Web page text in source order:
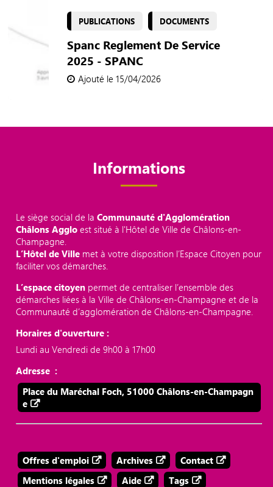
PUBLICATIONS DOCUMENTS
Spanc Reglement De Service
2025 - SPANC
Ajouté le 15/04/2026
Informations
Le siège social de laCommunauté d'Agglomération
Châlons Aggloest situé à l'Hôtel de Ville de Châlons-en-
Champagne.
L’Hôtel de Ville met à votre disposition l’Espace Citoyen pour
faciliter vos démarches.
L’espace citoyen permet de centraliser l’ensemble des
démarches liées à la Ville de Châlons-en-Champagne et de la
Communauté d’agglomération de Châlons-en-Champagne.
Horaires d'ouverture :
Lundi au Vendredi de 9h00 à 17h00
Adresse :
Place du Maréchal Foch, 51000 Châlons-en-Champagn
e
Offres d'emploi Archives
Contact
Mentions légales
Aide Tags